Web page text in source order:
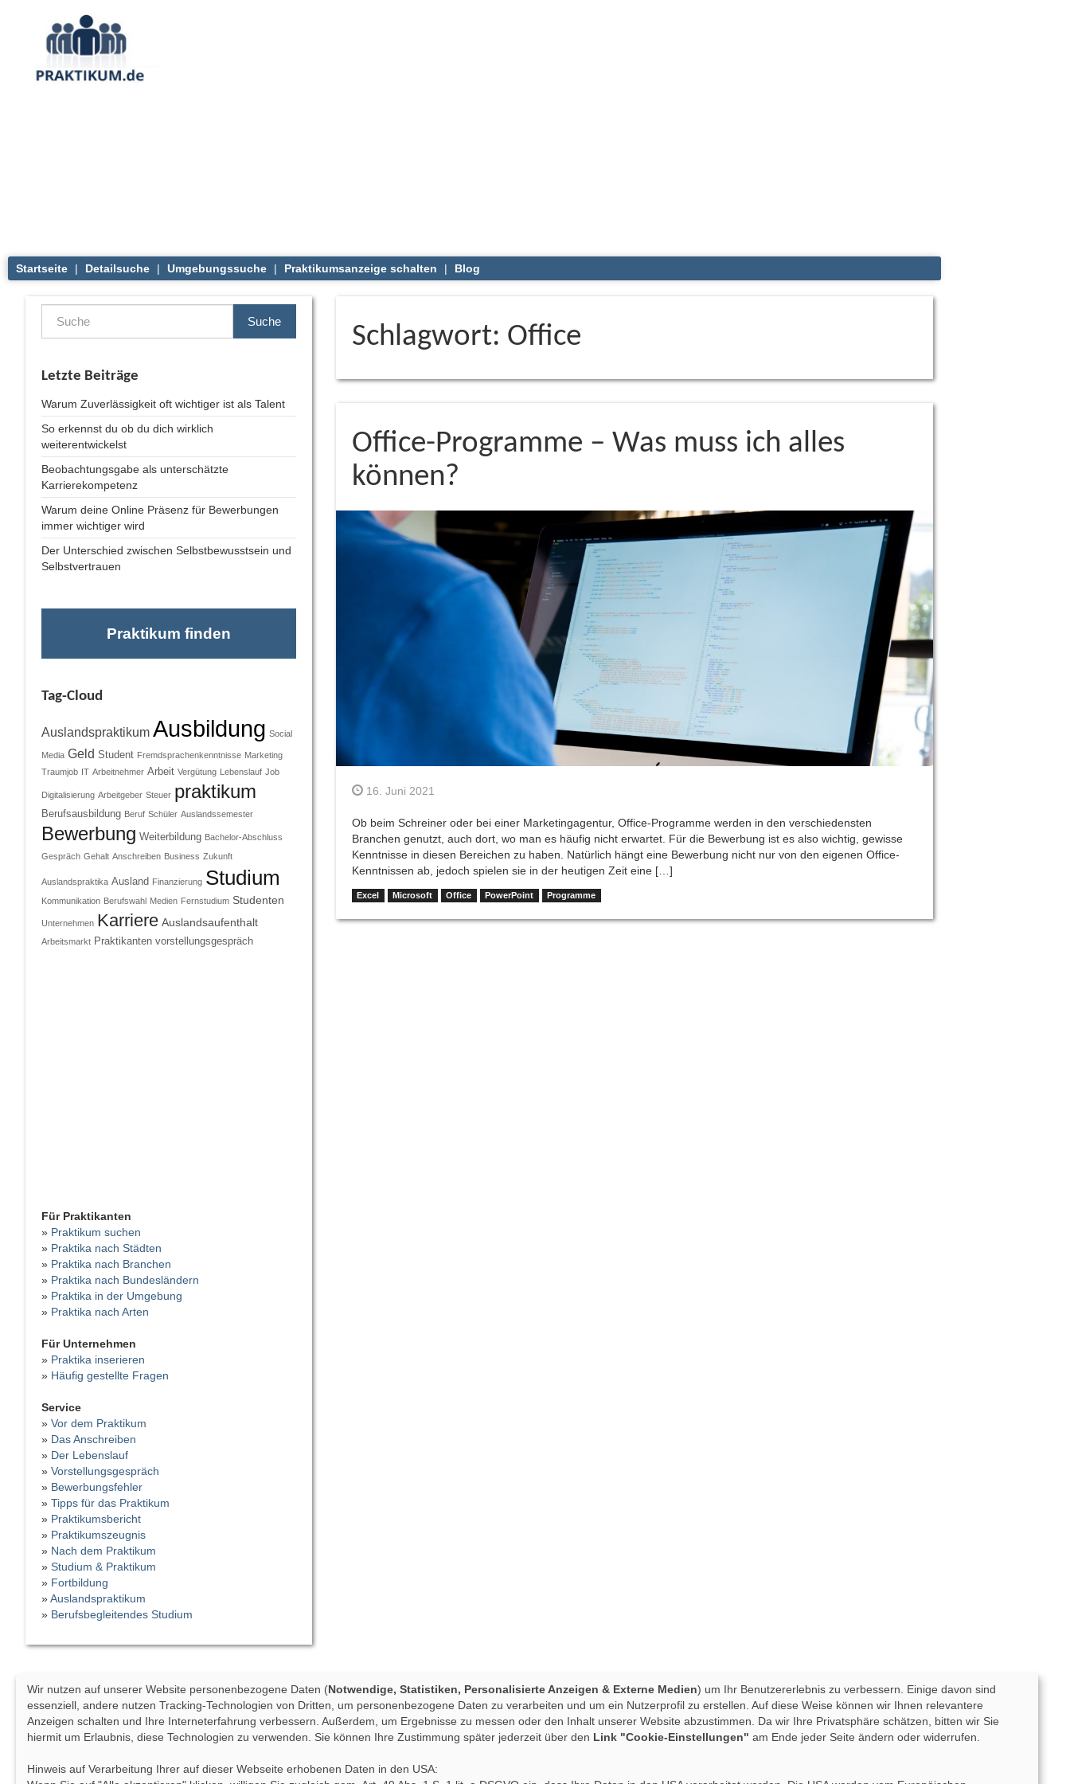
Startseite | Detailsuche | Umgebungssuche | Praktikumsanzeige schalten | Blog
Schlagwort: Office
Office-Programme – Was muss ich alles
können?
16. Juni 2021
Ob beim Schreiner oder bei einer Marketingagentur, Office-Programme werden in den verschiedensten
Branchen genutzt, auch dort, wo man es häufig nicht erwartet. Für die Bewerbung ist es also wichtig, gewisse
Kenntnisse in diesen Bereichen zu haben. Natürlich hängt eine Bewerbung nicht nur von den eigenen Office-
Kenntnissen ab, jedoch spielen sie in der heutigen Zeit eine […]
Excel Microsoft Office PowerPoint Programme
Suche
Letzte Beiträge
Warum Zuverlässigkeit oft wichtiger ist als Talent
So erkennst du ob du dich wirklich
weiterentwickelst
Beobachtungsgabe als unterschätzte
Karrierekompetenz
Warum deine Online Präsenz für Bewerbungen
immer wichtiger wird
Der Unterschied zwischen Selbstbewusstsein und
Selbstvertrauen
Praktikum finden
Tag-Cloud
Auslandspraktikum Ausbildung Social
Media Geld Student Fremdsprachenkenntnisse Marketing
Traumjob IT Arbeitnehmer Arbeit Vergütung Lebenslauf Job
Digitalisierung Arbeitgeber Steuer praktikum
Berufsausbildung Beruf Schüler Auslandssemester
Bewerbung Weiterbildung Bachelor-Abschluss
Gespräch Gehalt Anschreiben Business Zukunft
Auslandspraktika Ausland Finanzierung Studium
Kommunikation Berufswahl Medien Fernstudium Studenten
Unternehmen Karriere Auslandsaufenthalt
Arbeitsmarkt Praktikanten vorstellungsgespräch
Für Praktikanten
» Praktikum suchen
» Praktika nach Städten
» Praktika nach Branchen
» Praktika nach Bundesländern
» Praktika in der Umgebung
» Praktika nach Arten
Für Unternehmen
» Praktika inserieren
» Häufig gestellte Fragen
Service
» Vor dem Praktikum
» Das Anschreiben
» Der Lebenslauf
» Vorstellungsgespräch
» Bewerbungsfehler
» Tipps für das Praktikum
» Praktikumsbericht
» Praktikumszeugnis
» Nach dem Praktikum
» Studium & Praktikum
» Fortbildung
»Auslandspraktikum
» Berufsbegleitendes Studium
Wir nutzen auf unserer Website personenbezogene Daten (Notwendige, Statistiken, Personalisierte Anzeigen & Externe Medien) um Ihr Benutzererlebnis zu verbessern. Einige davon sind
essenziell, andere nutzen Tracking-Technologien von Dritten, um personenbezogene Daten zu verarbeiten und um ein Nutzerprofil zu erstellen. Auf diese Weise können wir Ihnen relevantere
Anzeigen schalten und Ihre Interneterfahrung verbessern. Außerdem, um Ergebnisse zu messen oder den Inhalt unserer Website abzustimmen. Da wir Ihre Privatsphäre schätzen, bitten wir Sie
hiermit um Erlaubnis, diese Technologien zu verwenden. Sie können Ihre Zustimmung später jederzeit über den Link "Cookie-Einstellungen" am Ende jeder Seite ändern oder widerrufen.
Hinweis auf Verarbeitung Ihrer auf dieser Webseite erhobenen Daten in den USA: